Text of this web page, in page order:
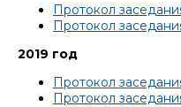
Протокол
Протокол
2019 год
Протокол
Протокол